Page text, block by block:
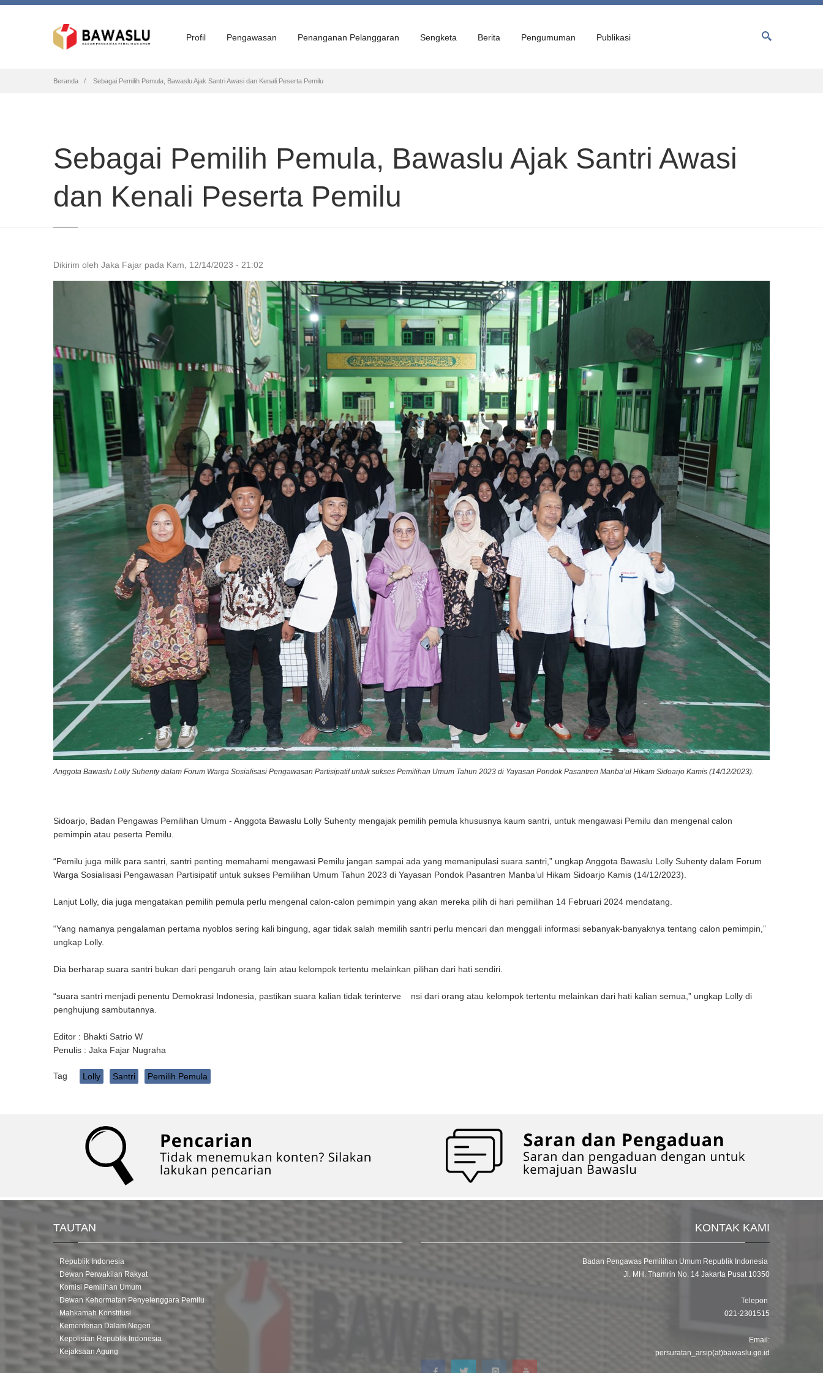
Profil Pengawasan Penanganan Pelanggaran Sengketa Berita Pengumuman Publikasi
Breadcrumb
Beranda Sebagai Pemilih Pemula, Bawaslu Ajak Santri Awasi dan Kenali Peserta Pemilu
Sebagai Pemilih Pemula, Bawaslu Ajak Santri Awasi
dan Kenali Peserta Pemilu
Dikirim oleh Jaka Fajar pada Kam, 12/14/2023 - 21:02
Anggota Bawaslu Lolly Suhenty dalam Forum Warga Sosialisasi Pengawasan Partisipatif untuk sukses Pemilihan Umum Tahun 2023 di Yayasan Pondok Pasantren Manba’ul Hikam Sidoarjo Kamis (14/12/2023).
Sidoarjo, Badan Pengawas Pemilihan Umum - Anggota Bawaslu Lolly Suhenty mengajak pemilih pemula khususnya kaum santri, untuk mengawasi Pemilu dan mengenal calon
pemimpin atau peserta Pemilu.
“Pemilu juga milik para santri, santri penting memahami mengawasi Pemilu jangan sampai ada yang memanipulasi suara santri,” ungkap Anggota Bawaslu Lolly Suhenty dalam Forum
Warga Sosialisasi Pengawasan Partisipatif untuk sukses Pemilihan Umum Tahun 2023 di Yayasan Pondok Pasantren Manba’ul Hikam Sidoarjo Kamis (14/12/2023).
Lanjut Lolly, dia juga mengatakan pemilih pemula perlu mengenal calon-calon pemimpin yang akan mereka pilih di hari pemilihan 14 Februari 2024 mendatang.
“Yang namanya pengalaman pertama nyoblos sering kali bingung, agar tidak salah memilih santri perlu mencari dan menggali informasi sebanyak-banyaknya tentang calon pemimpin,”
ungkap Lolly.
Dia berharap suara santri bukan dari pengaruh orang lain atau kelompok tertentu melainkan pilihan dari hati sendiri.
“suara santri menjadi penentu Demokrasi Indonesia, pastikan suara kalian tidak terinterve nsi dari orang atau kelompok tertentu melainkan dari hati kalian semua,” ungkap Lolly di
penghujung sambutannya.
Editor : Bhakti Satrio W
Penulis : Jaka Fajar Nugraha
Tag Lolly Santri Pemilih Pemula
TAUTAN
Republik Indonesia
Dewan Perwakilan Rakyat
Komisi Pemilihan Umum
Dewan Kehormatan Penyelenggara Pemilu
Mahkamah Konstitusi
Kementerian Dalam Negeri
Kepolisian Republik Indonesia
Kejaksaan Agung
KONTAK KAMI
Badan Pengawas Pemilihan Umum Republik Indonesia
Jl. MH. Thamrin No. 14 Jakarta Pusat 10350
Telepon
021-2301515
Email:
persuratan_arsip(at)bawaslu.go.id